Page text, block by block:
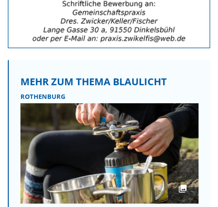
MEHR ZUM THEMA BLAULICHT
ROTHENBURG